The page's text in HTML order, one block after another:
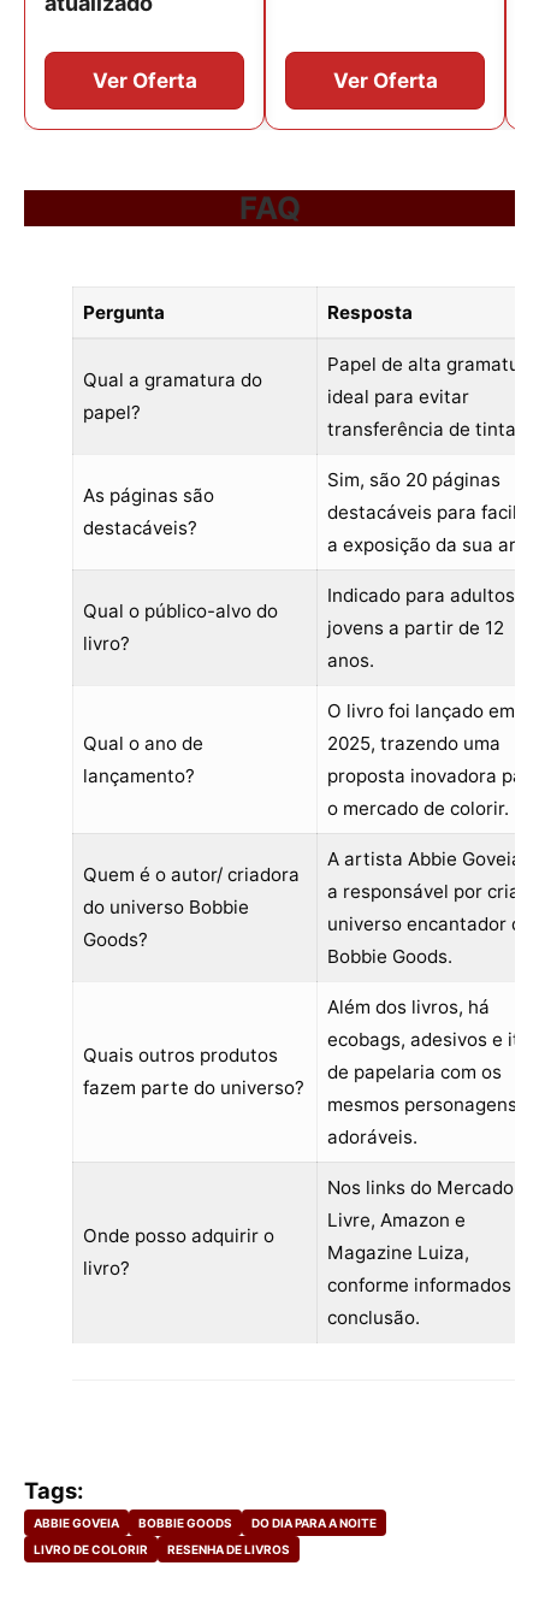
FAQ
Pergunta Resposta
Qual a gramatura do
papel?
Papel de alta
ideal para evitar
transferência de tinta.
As páginas são
destacáveis?
Sim, são 20 páginas
destacáveis para
a exposição da sua arte.
Qual o público-alvo do
livro?
Indicado para adultos e
jovens a partir de 12
anos.
Qual o ano de
lançamento?
O livro foi lançado em
2025, trazendo uma
proposta inovadora
o mercado de colorir.
Quem é o autor/ criadora
do universo Bobbie
Goods?
A artista Abbie Goveia é
a responsável por criar
universo encantador da
Bobbie Goods.
Quais outros produtos
fazem parte do universo?
Além dos livros, há
ecobags, adesivos e
de papelaria com os
mesmos personagens
adoráveis.
Onde posso adquirir o
livro?
Nos links do Mercado
Livre, Amazon e
Magazine Luiza,
conforme informados na
conclusão.
Tags:
ABBIE GOVEIA BOBBIE GOODS
DO DIA PARA A NOITE
LIVRO DE COLORIR
RESENHA DE LIVROS